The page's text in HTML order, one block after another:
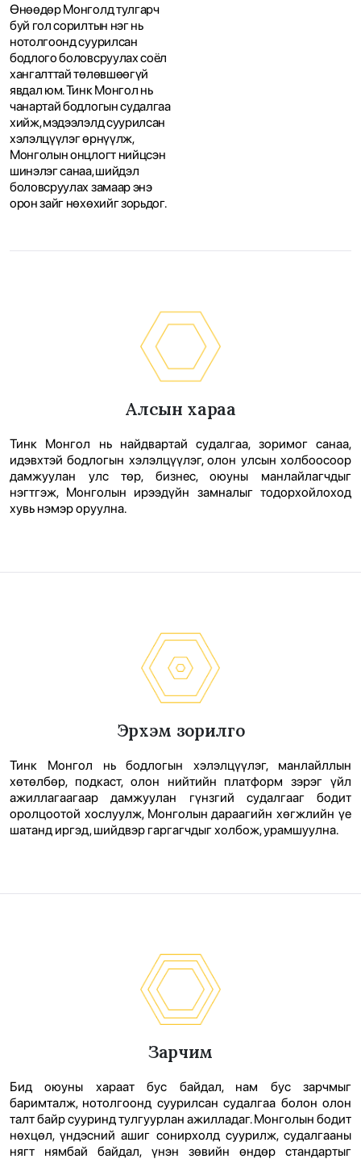
Өнөөдөр Монголд тулгарч
буй гол сорилтын нэг нь
нотолгоонд суурилсан
бодлого боловсруулах соёл
хангалттай төлөвшөөгүй
явдал юм. Тинк Монгол нь
чанартай бодлогын судалгаа
хийж, мэдээлэлд суурилсан
хэлэлцүүлэг өрнүүлж,
Монголын онцлогт нийцсэн
шинэлэг санаа, шийдэл
боловсруулах замаар энэ
орон зайг нөхөхийг зорьдог.
Алсын хараа
Тинк Монгол нь найдвартай судалгаа, зоримог санаа,
идэвхтэй бодлогын хэлэлцүүлэг, олон улсын холбоосоор
дамжуулан улс төр, бизнес, оюуны манлайлагчдыг
нэгтгэж, Монголын ирээдүйн замналыг тодорхойлоход
хувь нэмэр оруулна.
Эрхэм зорилго
Тинк Монгол нь бодлогын хэлэлцүүлэг, манлайллын
хөтөлбөр, подкаст, олон нийтийн платформ зэрэг үйл
ажиллагаагаар дамжуулан гүнзгий судалгааг бодит
оролцоотой хослуулж, Монголын дараагийн хөгжлийн үе
шатанд иргэд, шийдвэр гаргагчдыг холбож, урамшуулна.
Зарчим
Бид оюуны хараат бус байдал, нам бус зарчмыг
баримталж, нотолгоонд суурилсан судалгаа болон олон
талт байр сууринд тулгуурлан ажилладаг. Монголын бодит
нөхцөл, үндэсний ашиг сонирхолд суурилж, судалгааны
нягт нямбай байдал, үнэн зөвийн өндөр стандартыг